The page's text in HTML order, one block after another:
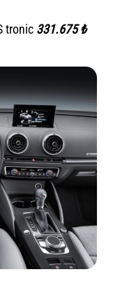
tronic 331.675 ₺